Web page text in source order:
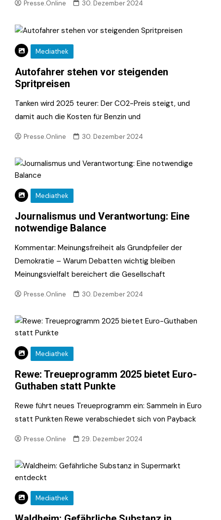
Presse.Online 30. Dezember 2024
Mediathek
Autofahrer stehen vor steigenden
Spritpreisen
Tanken wird 2025 teurer: Der CO2-Preis steigt, und
damit auch die Kosten für Benzin und
Presse.Online 30. Dezember 2024
Mediathek
Journalismus und Verantwortung: Eine
notwendige Balance
Kommentar: Meinungsfreiheit als Grundpfeiler der
Demokratie – Warum Debatten wichtig bleiben
Meinungsvielfalt bereichert die Gesellschaft
Presse.Online 30. Dezember 2024
Mediathek
Rewe: Treueprogramm 2025 bietet Euro-
Guthaben statt Punkte
Rewe führt neues Treueprogramm ein: Sammeln in Euro
statt Punkten Rewe verabschiedet sich von Payback
Presse.Online 29. Dezember 2024
Mediathek